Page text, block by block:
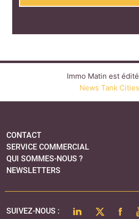
Immo Matin est
News Tank Cities
CONTACT
SERVICE COMMERCIAL
QUI SOMMES-NOUS ?
NEWSLETTERS
SUIVEZ-NOUS : LINKEDINTWITTER